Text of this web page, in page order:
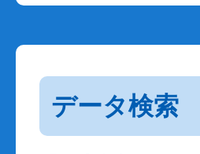
データ検索